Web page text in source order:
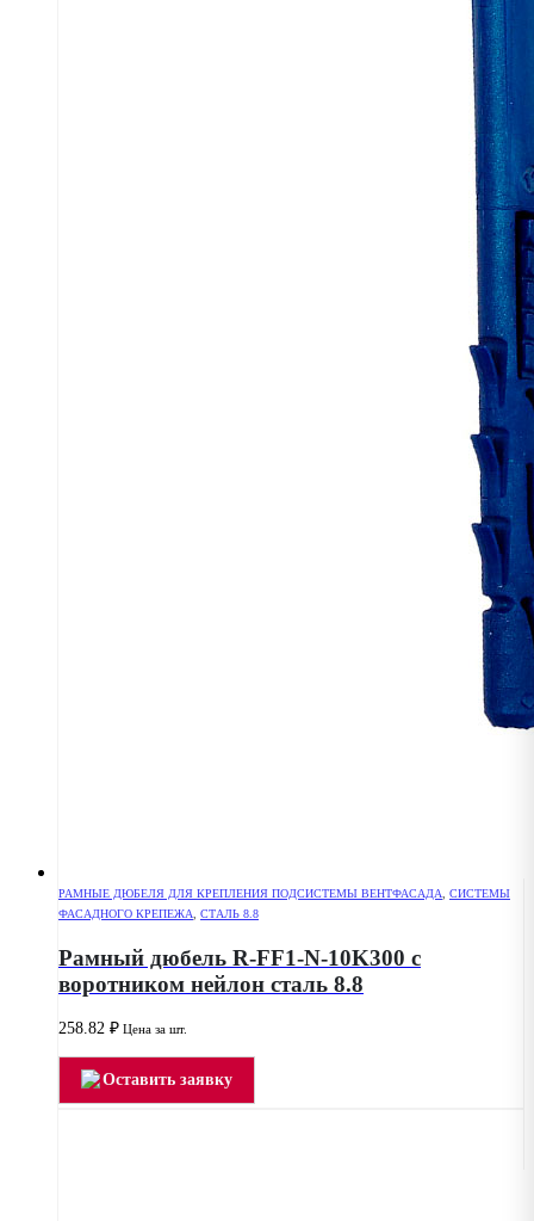
РАМНЫЕ ДЮБЕЛЯ ДЛЯ КРЕПЛЕНИЯ ПОДСИСТЕМЫ ВЕНТФАСАДА
СИСТЕМЫ
ФАСАДНОГО КРЕПЕЖА
СТАЛЬ 8.8
Рамный дюбель R-FF1-N-10K300 с
воротником нейлон сталь 8.8
258.82 ₽ Цена за шт.
Оставить заявку